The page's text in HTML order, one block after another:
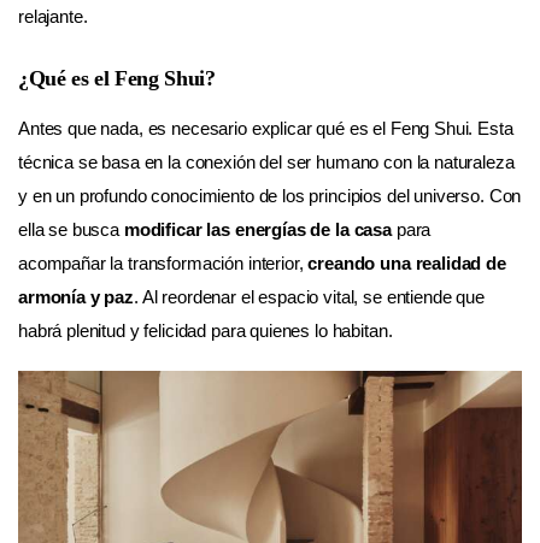
relajante.
¿Qué es el Feng Shui?
Antes que nada, es necesario explicar qué es el Feng Shui. Esta
técnica se basa en la conexión del ser humano con la naturaleza
y en un profundo conocimiento de los principios del universo. Con
ella se busca modificar las energías de la casapara
acompañar la transformación interior,creando una realidad de
armonía y paz. Al reordenar el espacio vital, se entiende que
habrá plenitud y felicidad para quienes lo habitan.